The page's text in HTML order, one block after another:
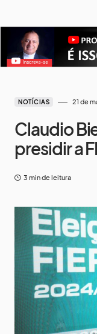
NOTÍCIAS 21 de
Claudio
presidir a
3 min de leitura